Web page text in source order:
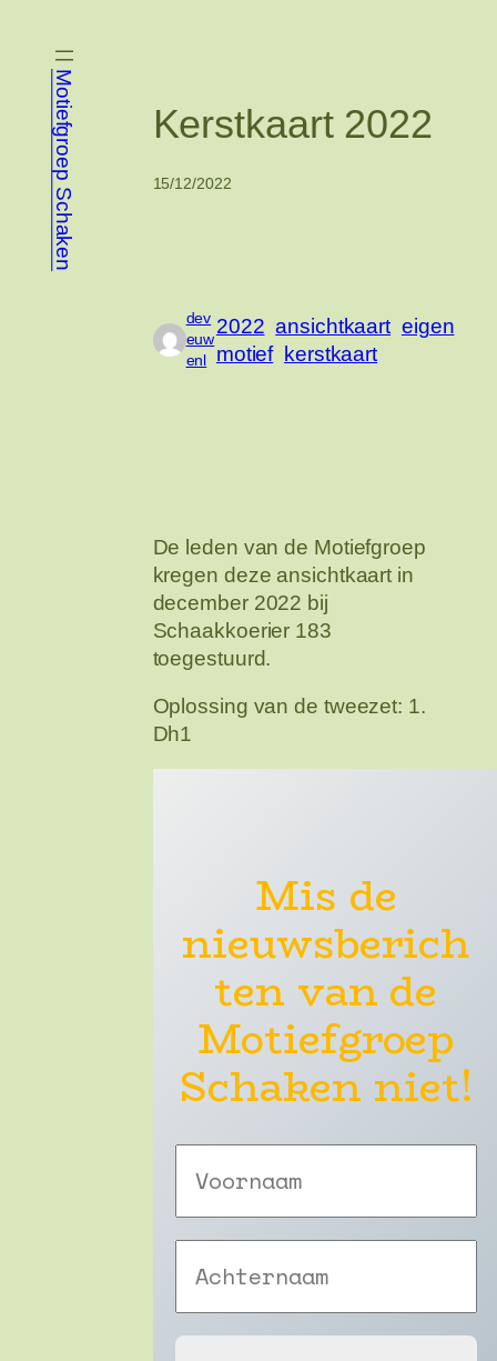
inhoud
Motiefgroep Schaken Kerstkaart 2022
15/12/2022
dev
euw
enl
2022 ansichtkaart eigen
motief
kerstkaart
De leden van de Motiefgroep
kregen deze ansichtkaart in
december 2022 bij
Schaakkoerier 183
toegestuurd.
Oplossing van de tweezet: 1.
Dh1
Mis de
nieuwsberich
ten van de
Motiefgroep
Schaken niet!